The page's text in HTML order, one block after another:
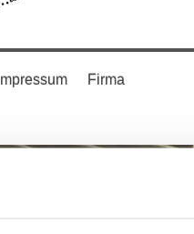
Impressum Firma